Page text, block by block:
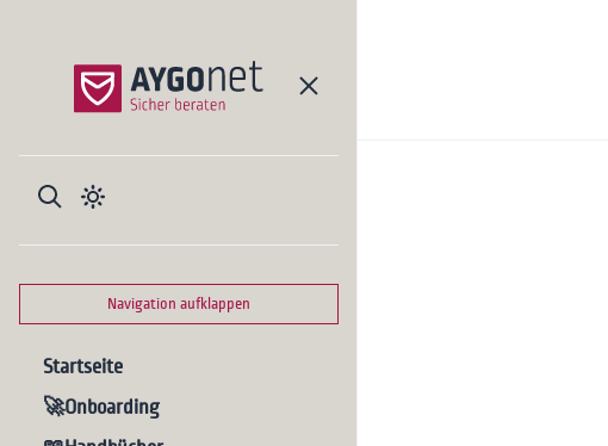
Navigation aufklappen
Startseite
🚀Onboarding